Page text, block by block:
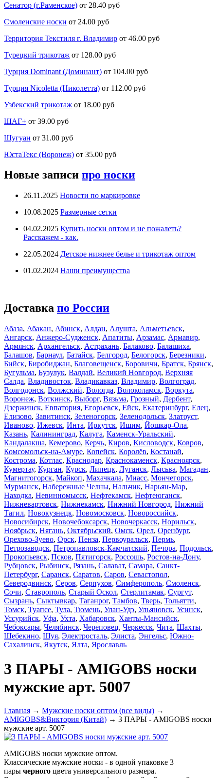
Сенатор (г.Раменское) от 28.40 руб
Смоленские носки от 24.00 руб
Территория Текстиля г. Владимир от 46.00 руб
Турецкий трикотаж от 128.00 руб
Турция Dominant (Доминант) от 104.00 руб
Турция Nicoletta (Николетта) от 112.00 руб
Узбекский трикотаж от 18.00 руб
ШАГ+ от 39.00 руб
Шугуан от 31.00 руб
ЮстаТекс (Воронеж) от 35.00 руб
Новые записи про носки
26.11.2025 Новости по маркировке
10.08.2025 Размерные сетки
04.02.2025 Купить носки оптом и не пожалеть?
Расскажем - как.
22.05.2024 Детское нижнее белье и трикотаж оптом
01.02.2024 Наши преимущества
Доставка по России
Абаза, Абакан, Абинск, Алдан, Алушта, Альметьевск,
Ангарск, Анжеро-Судженск, Апатиты, Арзамас, Армавир,
Армянск, Архангельск, Астрахань, Балаково, Балашиха,
Балашов, Барнаул, Батайск, Белгород, Белогорск, Березники,
Бийск, Биробиджан, Благовещенск, Боровичи, Братск, Брянск,
Бугульма, Бузулук, Валдай, Великий Новгород, Верхняя
Салда, Владивосток, Владикавказ, Владимир, Волгоград,
Волгодонск, Волжский, Вологда, Волоколамск, Воркута,
Воронеж, Воткинск, Выборг, Вязьма, Грозный, Дербент,
Дзержинск, Евпатория, Егорьевск, Ейск, Екатеринбург, Елец,
Елизово, Завитинск, Зеленогорск, Зеленодольск, Златоуст,
Иваново, Ижевск, Инта, Иркутск, Ишим, Йошкар-Ола,
Казань, Калининград, Калуга, Каменск-Уральский,
Кандалакша, Кемерово, Керчь, Киров, Кисловодск, Ковров,
Комсомольск-на-Амуре, Копейск, Королёв, Костанай,
Кострома, Котлас, Краснодар, Краснокаменск, Красноярск,
Кумертау, Курган, Курск, Липецк, Луганск, Лысьва, Магадан,
Магнитогорск, Майкоп, Махачкала, Миасс, Мончегорск,
Мурманск, Набережные Челны, Нальчик, Нарьян-Мар,
Находка, Невинномысск, Нефтекамск, Нефтеюганск,
Нижневартовск, Нижнекамск, Нижний Новгород, Нижний
Тагил, Новокузнецк, Новомосковск, Новороссийск,
Новосибирск, Новочебоксарск, Новочеркасск, Норильск,
Ноябрьск, Нягань, Октябрьский, Омск, Орел, Оренбург,
Орехово-Зуево, Орск, Пенза, Первоуральск, Пермь,
Петрозаводск, Петропавловск-Камчатский, Печора, Подольск,
Прокопьевск, Псков, Пятигорск, Россошь, Ростов-на-Дону,
Рубцовск, Рыбинск, Рязань, Салават, Самара, Санкт-
Петербург, Саранск, Саратов, Саров, Севастопол,
Северодвинск, Серов, Серпухов, Симферополь, Смоленск,
Сочи, Ставрополь, Старый Оскол, Стерлитамак, Сургут,
Сызрань, Сыктывкар, Таганрог, Тамбов, Тверь, Тольятти,
Томск, Туапсе, Тула, Тюмень, Улан-Удэ, Ульяновск, Усинск,
Уссурийск, Уфа, Ухта, Хабаровск, Ханты-Мансийск,
Чебоксары, Челябинск, Череповец, Черкесск, Чита, Шахты,
Шебекино, Шуя, Электросталь, Элиста, Энгельс, Южно-
Сахалинск, Якутск, Ялта, Ярославль
3 ПАРЫ - AMIGOBS носки
мужские арт. 5007
Главная → Мужские носки оптом (все виды) →
AMIGOBS&Виктория (Китай) → 3 ПАРЫ - AMIGOBS носки
мужские арт. 5007
AMIGOBS носки мужские оптом.
Классические мужские носки - в одной упаковке 3
пары черного цвета универсального размера.